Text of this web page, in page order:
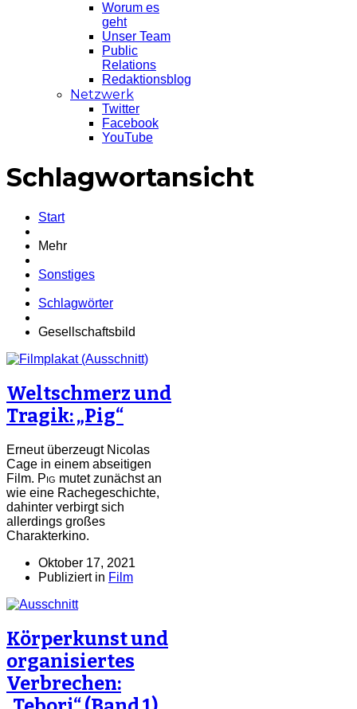
Worum es
geht
Unser Team
Public
Relations
Redaktionsblog
Netzwerk
Twitter
Facebook
YouTube
Schlagwortansicht
Start
Mehr
Sonstiges
Schlagwörter
Gesellschaftsbild
Weltschmerz und
Tragik: „Pig“
Erneut überzeugt Nicolas
Cage in einem abseitigen
Film. Pig mutet zunächst an
wie eine Rachegeschichte,
dahinter verbirgt sich
allerdings großes
Charakterkino.
Oktober 17, 2021
Publiziert in Film
Körperkunst und
organisiertes
Verbrechen: